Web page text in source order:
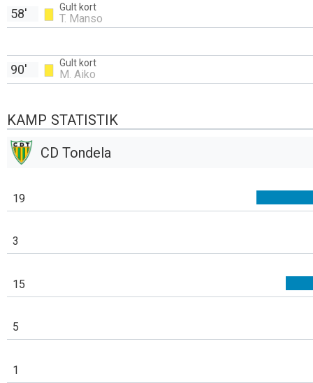
Gult kort
T. Manso
58'
Gult kort
M. Aiko
90'
KAMP STATISTIK
CD Tondela
19
3
15
5
1